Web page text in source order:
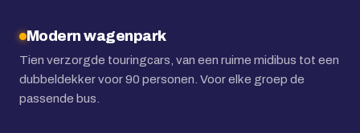
Modern wagenpark
Tien verzorgde touringcars, van een ruime midibus tot een
dubbeldekker voor 90 personen. Voor elke groep de
passende bus.